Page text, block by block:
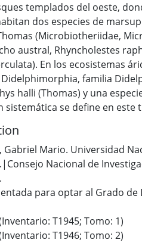
templados del oeste,
dos especies de
(Microbiotheriidae,
austral, Rhyncholestes
En los ecosistemas
familia
halli (Thomas) y una
sistemática se define en este
Gabriel Mario. Universidad
Nacional de
para optar al Grado
T1945; Tomo: 1)
T1946; Tomo: 2)